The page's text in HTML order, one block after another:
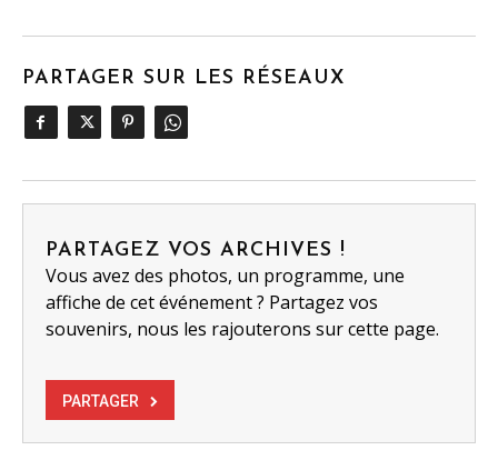
PARTAGER SUR LES RÉSEAUX
PARTAGEZ VOS ARCHIVES !
Vous avez des photos, un programme, une
affiche de cet événement ? Partagez vos
souvenirs, nous les rajouterons sur cette page.
PARTAGER